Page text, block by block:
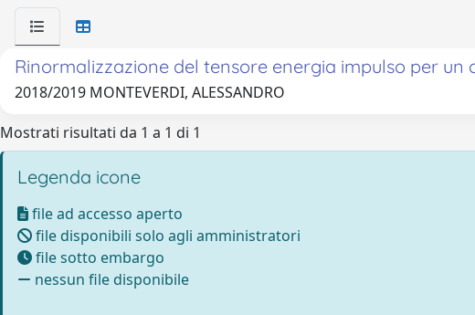
Rinormalizzazione del tensore energia impulso per un
2018/2019 MONTEVERDI, ALESSANDRO
Mostrati risultati da 1 a 1 di 1
Legenda icone
file ad accesso aperto
file disponibili solo agli amministratori
file sotto embargo
nessun file disponibile